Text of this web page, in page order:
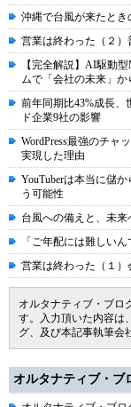
沖縄で台風が来たと
営業は終わった（２
【完全解説】AI駆動
ムで「会社の未来」
前年同期比43%成長、
ド企業9社の影響
WordPress最強のチャ
実現した理由
YouTuberは本当に儲
う可能性
台風への備えと、未来
「ご年配には難しい
営業は終わった（１
オルタナティブ・ブロ
す。入力頂いた内容は
グ、及び本記事執筆会
オルタナティブ・ブ